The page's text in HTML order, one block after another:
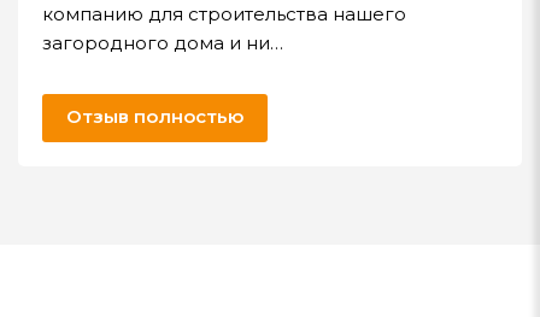
компанию для строительства нашего
загородного дома и ни…
Отзыв полностью